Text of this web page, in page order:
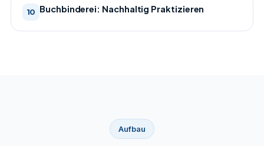
10 Buchbinderei: Nachhaltig Praktizieren
Aufbau